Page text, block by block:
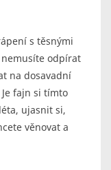
s těsnými
odpírat
na dosavadní
fajn si tímto
ujasnit si,
věnovat a